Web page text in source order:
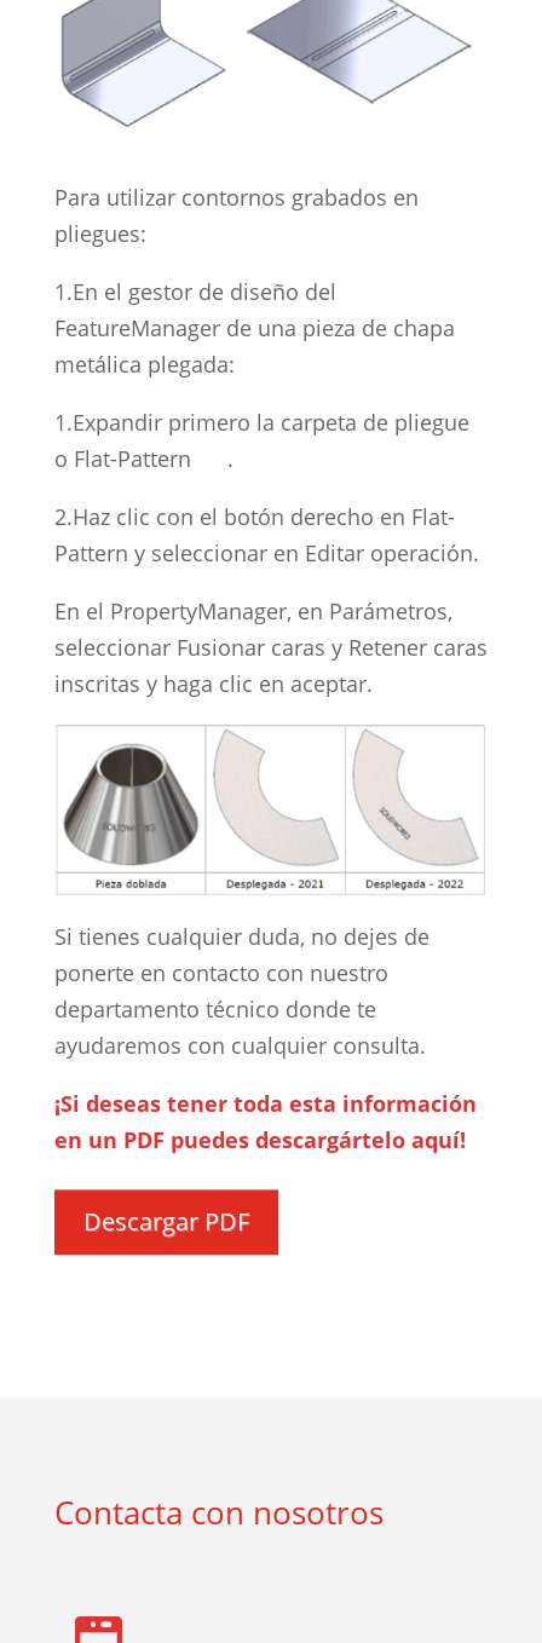
Para utilizar contornos grabados en
pliegues:
1.En el gestor de diseño del
FeatureManager de una pieza de chapa
metálica plegada:
1.Expandir primero la carpeta de pliegue
o Flat-Pattern .
2.Haz clic con el botón derecho en Flat-
Pattern y seleccionar en Editar operación.
En el PropertyManager, en Parámetros,
seleccionar Fusionar caras y Retener caras
inscritas y haga clic en aceptar.
Si tienes cualquier duda, no dejes de
ponerte en contacto con nuestro
departamento técnico donde te
ayudaremos con cualquier consulta.
¡Si deseas tener toda esta información
en un PDF puedes descargártelo aquí!
Descargar PDF
Contacta con nosotros